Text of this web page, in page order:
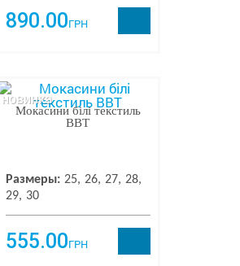
890.00ГРН
Мокасини білі текстиль
BBT
Размеры: 25 26 27 28
29
30
555.00ГРН
новинка